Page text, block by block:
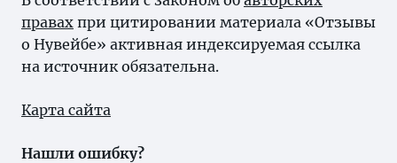
правах при цитировании материала «Отзывы
о Нувейбе» активная индексируемая ссылка
на источник обязательна.
Карта сайта
Нашли ошибку?